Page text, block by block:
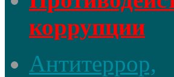
коррупции
Антитеррор,